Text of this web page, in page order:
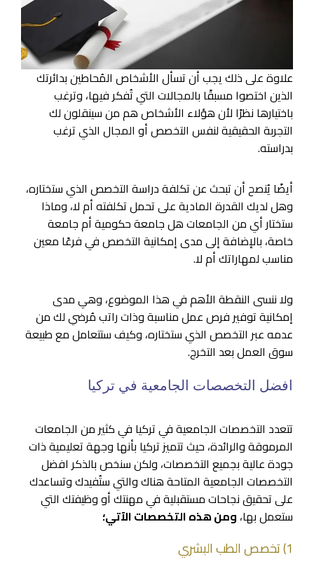
علاوة على ذلك يجب أن تسأل الأشخاص المُحاطين بدائرتك
الذين اختصوا مسبقًا بالمجالات التي تُفكر فيها، وترغب
باختيارها نظرًا لأن هؤلاء الأشخاص هم من سينقلون لك
التجربة الحقيقية لنفس التخصص أو المجال الذي ترغب
بدراسته.
أيضًا يُنصح أن تبحث عن تكلفة دراسة التخصص الذي ستختاره،
وهل لديك القدرة المادية على تحمل تكلفته أم لا، وماذا
ستختار أي من الجامعات هل جامعة حكومية أم جامعة
خاصة، بالإضافة إلى مدى إمكانية التخصص في فرعًا معين
مناسب لمهاراتك أم لا.
ولا ننسى النقطة الأهم في هذا الموضوع، وهي مدى
إمكانية توفير فرص عمل مناسبة وذات راتب مُرضي لك من
عدمه عبر التخصص الذي ستختاره، وكيف ستتعامل مع طبيعة
سوق العمل بعد التخرج.
افضل التخصصات الجامعية في تركيا
تتعدد التخصصات الجامعية في تركيا في كثير من الجامعات
المرموقة والرائدة، حيث تتميز تركيا بأنها وجهة تعليمية ذات
جودة عالية بجميع التخصصات، ولكن سنخص بالذكر افضل
التخصصات الجامعية المتاحة هناك والتي ستُفيدك وتساعدك
على تحقيق نجاحات مستقبلية في مهنتك أو وظيفتك التي
ستعمل بها، ومن هذه التخصصات الآتي؛
1) تخصص الطب البشري